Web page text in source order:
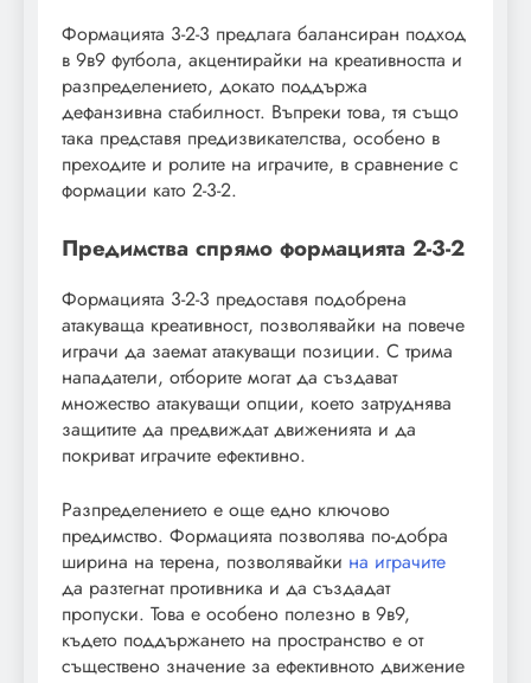
Формацията 3-2-3 предлага балансиран подход
в 9в9 футбола, акцентирайки на креативността и
разпределението, докато поддържа
дефанзивна стабилност. Въпреки това, тя също
така представя предизвикателства, особено в
преходите и ролите на играчите, в сравнение с
формации като 2-3-2.
Предимства спрямо формацията 2-3-2
Формацията 3-2-3 предоставя подобрена
атакуваща креативност, позволявайки на повече
играчи да заемат атакуващи позиции. С трима
нападатели, отборите могат да създават
множество атакуващи опции, което затруднява
защитите да предвиждат движенията и да
покриват играчите ефективно.
Разпределението е още едно ключово
предимство. Формацията позволява по-добра
ширина на терена, позволявайки на играчите
да разтегнат противника и да създадат
пропуски. Това е особено полезно в 9в9,
където поддържането на пространство е от
съществено значение за ефективното движение